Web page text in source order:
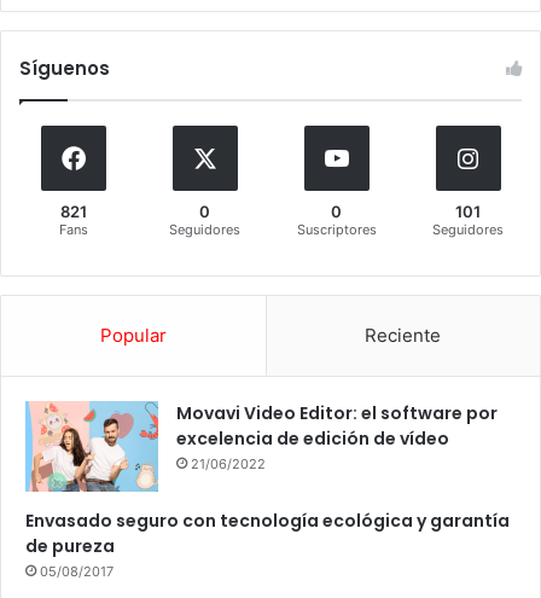
Síguenos
821
Fans
0
Seguidores
0
Suscriptores
101
Seguidores
Popular Reciente
Movavi Video Editor: el software por
excelencia de edición de vídeo
21/06/2022
Envasado seguro con tecnología ecológica y garantía
de pureza
05/08/2017